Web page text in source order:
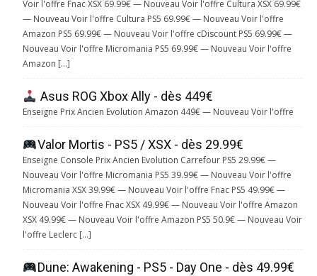
Voir l'offre Fnac XSX 69.99€ — Nouveau Voir l'offre Cultura XSX 69.99€
— Nouveau Voir l'offre Cultura PS5 69.99€ — Nouveau Voir l'offre
Amazon PS5 69.99€ — Nouveau Voir l'offre cDiscount PS5 69.99€ —
Nouveau Voir l'offre Micromania PS5 69.99€ — Nouveau Voir l'offre
Amazon […]
Asus ROG Xbox Ally - dès 449€
Enseigne Prix Ancien Evolution Amazon 449€ — Nouveau Voir l'offre
Valor Mortis - PS5 / XSX - dès 29.99€
Enseigne Console Prix Ancien Evolution Carrefour PS5 29.99€ —
Nouveau Voir l'offre Micromania PS5 39.99€ — Nouveau Voir l'offre
Micromania XSX 39.99€ — Nouveau Voir l'offre Fnac PS5 49.99€ —
Nouveau Voir l'offre Fnac XSX 49.99€ — Nouveau Voir l'offre Amazon
XSX 49.99€ — Nouveau Voir l'offre Amazon PS5 50.9€ — Nouveau Voir
l'offre Leclerc […]
Dune: Awakening - PS5 - Day One - dès 49.99€